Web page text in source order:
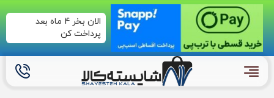
الان بخر 4 ماه بعد
پرداخت کن